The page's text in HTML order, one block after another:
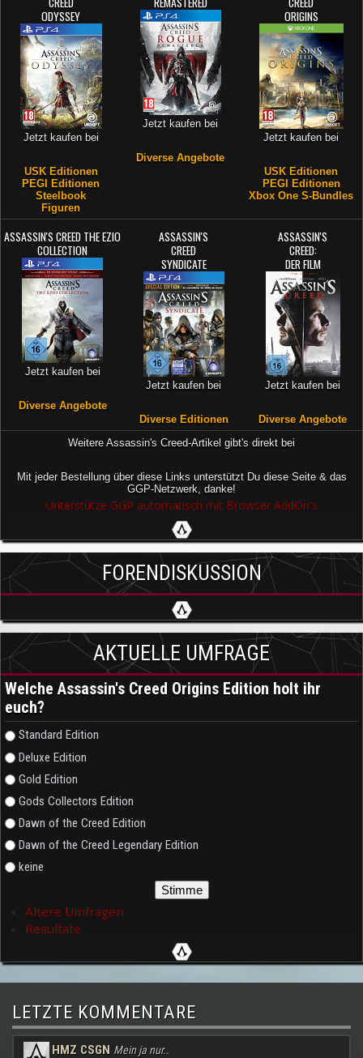
ODYSSEY
Jetzt kaufen bei
USK Editionen
PEGI Editionen
Steelbook
Figuren
Jetzt kaufen bei
Diverse Angebote
ORIGINS
Jetzt kaufen bei
USK Editionen
PEGI Editionen
Xbox One S-Bundles
ASSASSIN'S CREED THE EZIO
COLLECTION
Jetzt kaufen bei
Diverse Angebote
ASSASSIN'S
CREED
SYNDICATE
Jetzt kaufen bei
Diverse Editionen
ASSASSIN'S
CREED:
DER FILM
Jetzt kaufen bei
Diverse Angebote
Weitere Assassin's Creed-Artikel gibt's direkt bei
Mit jeder Bestellung über diese Links unterstützt Du diese Seite & das
GGP-Netzwerk, danke!
Unterstütze GGP automatisch mit Browser AddOn's
FORENDISKUSSION
AKTUELLE UMFRAGE
Welche Assassin's Creed Origins Edition holt ihr
euch?
Auswahlmöglichkeiten
Standard Edition
Deluxe Edition
Gold Edition
Gods Collectors Edition
Dawn of the Creed Edition
Dawn of the Creed Legendary Edition
keine
Ältere Umfragen
Resultate
LETZTE KOMMENTARE
HMZ CSGN Mein ja nur..